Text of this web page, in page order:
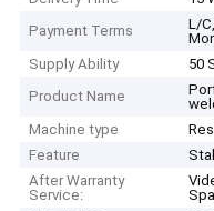
Payment Terms
L/
Supply Ability
50
Product Name
Machine type
Feature
After Warranty
Service: